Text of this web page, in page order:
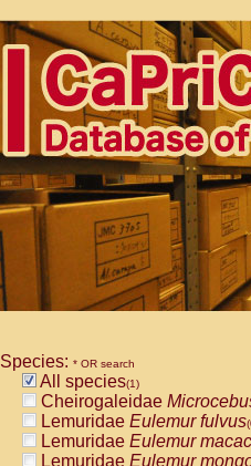
Species: * OR search
All species(1)
Cheirogaleidae
Lemuridae Eulemur fulvus
Lemuridae Eulemur
Lemuridae Eulemur